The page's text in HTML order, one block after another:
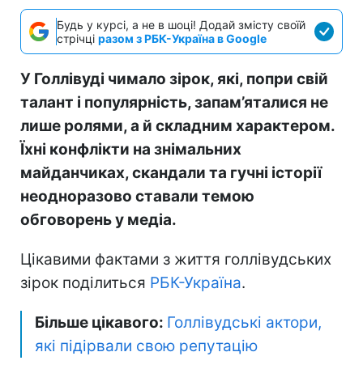
Будь у курсі, а не в шоці! Додай змісту своїй
стрічці разом з РБК-Україна в Google
У Голлівуді чимало зірок, які, попри свій
талант і популярність, запам’яталися не
лише ролями, а й складним характером.
Їхні конфлікти на знімальних
майданчиках, скандали та гучні історії
неодноразово ставали темою
обговорень у медіа.
Цікавими фактами з життя голлівудських
зірок поділиться РБК-Україна.
Більше цікавого: Голлівудські актори,
які підірвали свою репутацію